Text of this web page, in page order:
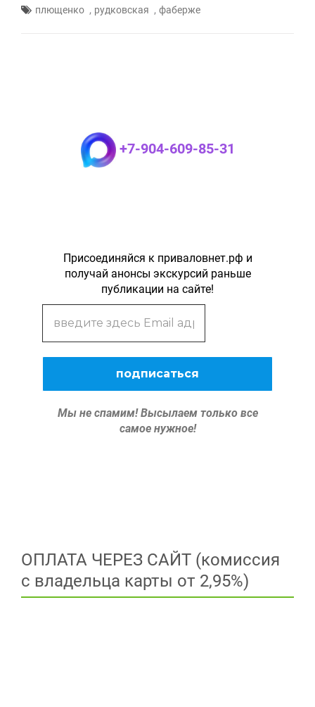
плющенко , рудковская , фаберже
+7-904-609-85-31
Присоединяйся к приваловнет.рф и
получай анонсы экскурсий раньше
публикации на сайте!
Мы не спамим! Высылаем только все
самое нужное!
ОПЛАТА ЧЕРЕЗ САЙТ (комиссия
с владельца карты от 2,95%)